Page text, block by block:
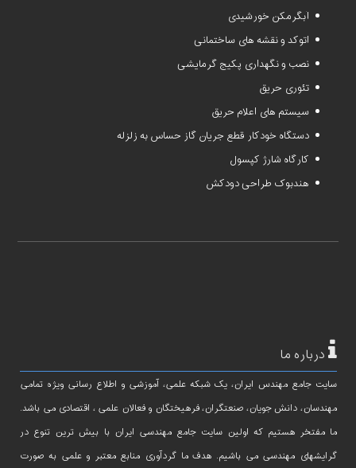
آبگرمکن خورشیدی
اتوکد و نقشه های ساختمانی
نصب و نگهداری پکیج گرمایشی
تئوری حریق
سیستم های اعلام حریق
دستگاه خودکار قطع جریان گاز حساس به زلزله
کارگاه شارژ کپسول
هندبوک طراحی دودکش
درباره ما
سایت جامع مهندس ایران، یک شبکه علمی، آموزشی و اطلاع رسانی ویژه تمامی
مهندسان، دانش جویان، صنعتگران، فرهیختگان و فعالان علمی ، اقتصادی می باشد.
ما مفتخر هستیم که اولین سایت جامع مهندسی ایران با بیش ترین تنوع در
گرایشهای مهندسی می باشیم. هدف ما گردآوری منابع معتبر و علمی به صورت